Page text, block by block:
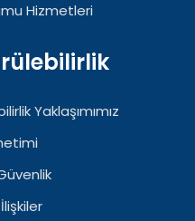
Hizmetleri
Yaklaşımımız